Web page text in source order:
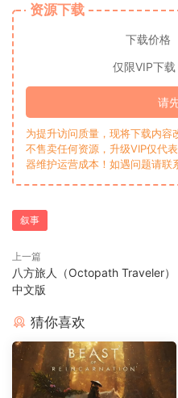
资源下载
下载价格
仅限VIP下载
请
为提升访问质量，现将下载内容
不售卖任何资源，升级VIP仅代
器维护运营成本！如遇问题请联
叙事
上一篇
八方旅人（Octopath Traveler）
中文版
猜你喜欢